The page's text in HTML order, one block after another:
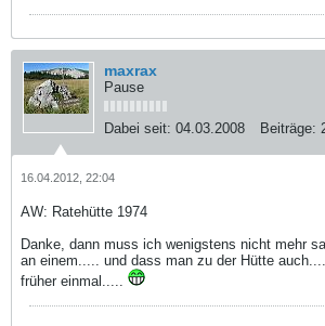
maxrax
Pause
Dabei seit: 04.03.2008 Beiträge:
16.04.2012, 22:04
AW: Ratehütte 1974
Danke, dann muss ich wenigstens nicht mehr
an einem..... und dass man zu der Hütte
früher einmal.....